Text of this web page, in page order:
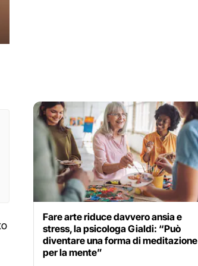
Fare arte riduce davvero ansia e
stress, la psicologa Gialdi: “Può
diventare una forma di meditazione
per la mente”